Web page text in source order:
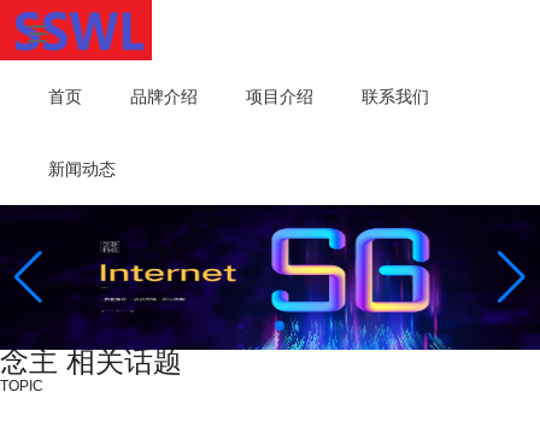
首页 品牌介绍 项目介绍 联系我们
新闻动态
念主 相关话题
TOPIC